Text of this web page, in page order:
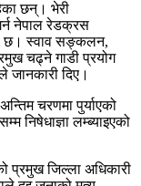
छन्। भेरी
नेपाल रेडक्रस
छ। स्वाव सङ्कलन,
चढ्ने गाडी प्रयोग
जानकारी दिए।
चरणमा पुर्याएको
निषेधाज्ञा लम्ब्याइएको
प्रमुख जिल्ला अधिकारी